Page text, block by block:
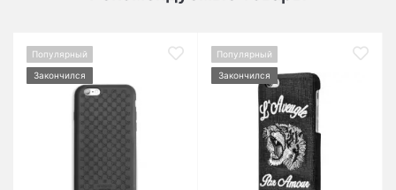
Популярный
Закончился
Популярный
Закончился